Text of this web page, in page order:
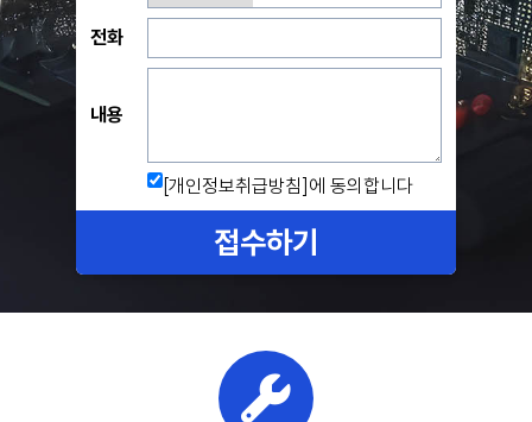
전화
내용
[개인정보취급방침] 에 동의합니다
접수하기